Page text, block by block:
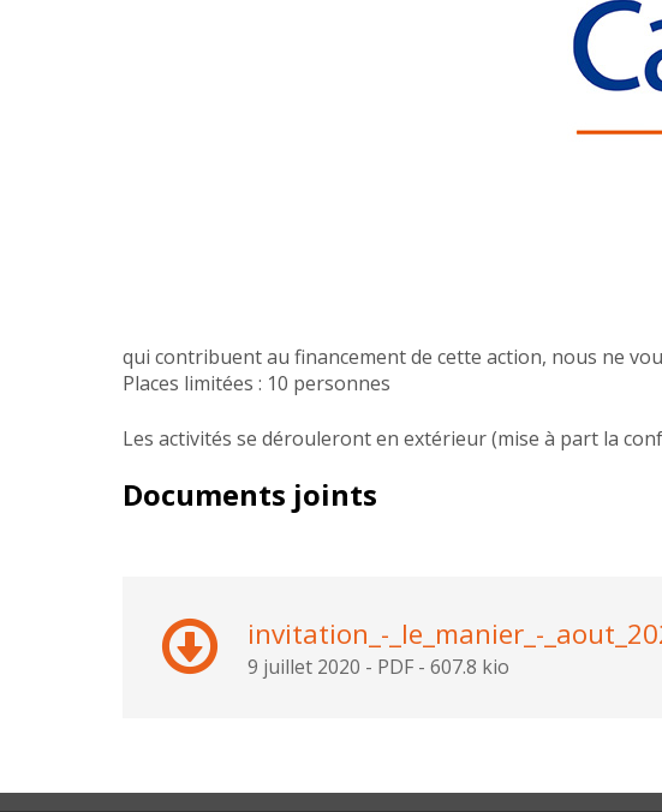
qui contribuent au financement de cette action, nous ne
Places limitées : 10 personnes
Les activités se dérouleront en extérieur (mise à part la
Documents joints
invitation_-_le_manier_-
9 juillet 2020 - PDF - 607.8 kio